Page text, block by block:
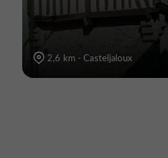
2,6 km - Casteljaloux